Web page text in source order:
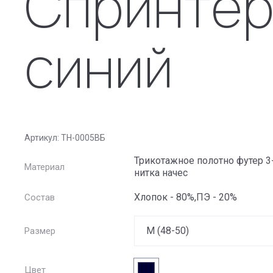
синий
Толстовка мужская начес Спринтер варенка темно-
Артикул: ТН-0005ВБ
Материал
Трикотажное полотно футер
нитка начес
Состав Хлопок - 80%,ПЭ - 20%
Размер
Цвет